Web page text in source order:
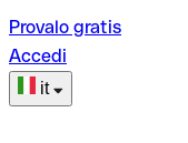
Provalo gratis
Accedi
it